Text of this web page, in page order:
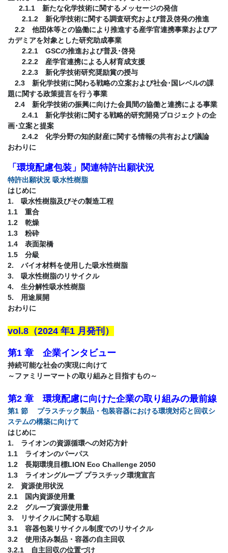
2.1.1 新たな化学技術に関するメッセージの発信
2.1.2 新化学技術に関する調査研究および普及啓発の推進
2.2 他団体等との協働により推進する産学官連携事業およびア
カデミアを対象とした研究助成事業
2.2.1 GSCの推進および普及･啓発
2.2.2 産学官連携による人材育成支援
2.2.3 新化学技術研究奨励賞の授与
2.3 新化学技術に関わる戦略の立案および社会･国レベルの課
題に関する政策提言を行う事業
2.4 新化学技術の振興に向けた会員間の協働と連携による事業
2.4.1 新化学技術に関する戦略的研究開発プロジェクトの企
画･立案と提案
2.4.2 化学分野の知的財産に関する情報の共有および議論
おわりに
「 環境配慮包装」関連特許出願状況
特許出願状況 吸水性樹脂
はじめに
1. 吸水性樹脂及びその製造工程
1.1 重合
1.2 乾燥
1.3 粉砕
1.4 表面架橋
1.5 分級
2. バイオ材料を使用した吸水性樹脂
3. 吸水性樹脂のリサイクル
4. 生分解性吸水性樹脂
5. 用途展開
おわりに
vol.8（2024 年1 月発刊）
第1 章 企業インタビュー
持続可能な社会の実現に向けて
～ファミリーマートの取り組みと目指すもの～
第2 章 環境配慮に向けた企業の取り組みの最前線
第1 節 プラスチック製品・包装容器における環境対応と回収シ
ステムの構築に向けて
はじめに
1. ライオンの資源循環への対応方針
1.1 ライオンのパーパス
1.2 長期環境目標LION Eco Challenge 2050
1.3 ライオングループ プラスチック環境宣言
2. 資源使用状況
2.1 国内資源使用量
2.2 グループ資源使用量
3. リサイクルに関する取組
3.1 容器包装リサイクル制度でのリサイクル
3.2 使用済み製品・容器の自主回収
3.2.1 自主回収の位置づけ